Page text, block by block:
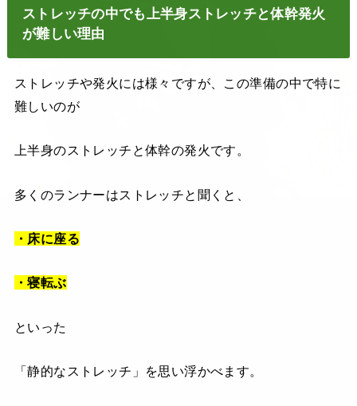
ストレッチの中でも上半身ストレッチと体幹発火
が難しい理由
ストレッチや発火には様々ですが、この準備の中で特に
難しいのが
上半身のストレッチと体幹の発火です。
多くのランナーはストレッチと聞くと、
・床に座る
・寝転ぶ
といった
「静的なストレッチ」を思い浮かべます。